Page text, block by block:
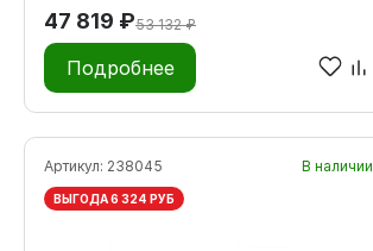
47 819 ₽53 132 ₽
Подробнее
Артикул: 238045 В наличии
ВЫГОДА 6 324 РУБ